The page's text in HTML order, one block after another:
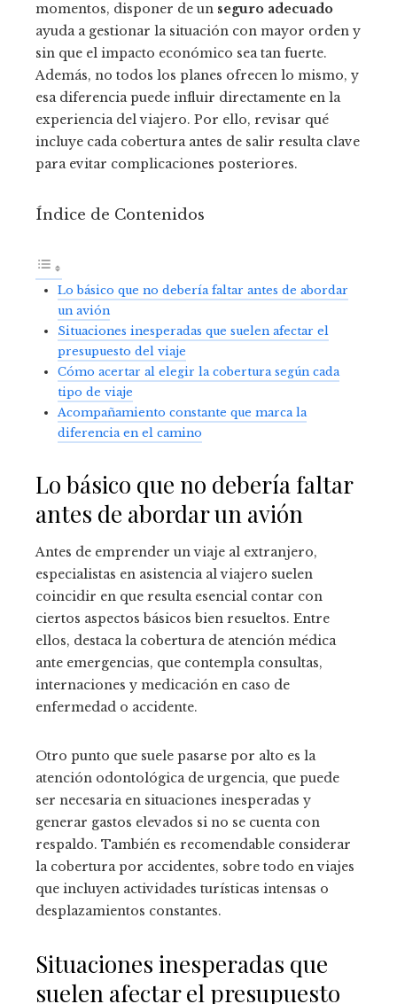
momentos, disponer de un seguro adecuado
ayuda a gestionar la situación con mayor orden y
sin que el impacto económico sea tan fuerte.
Además, no todos los planes ofrecen lo mismo, y
esa diferencia puede influir directamente en la
experiencia del viajero. Por ello, revisar qué
incluye cada cobertura antes de salir resulta clave
para evitar complicaciones posteriores.
Índice de Contenidos
Lo básico que no debería faltar antes de abordar
un avión
Situaciones inesperadas que suelen afectar el
presupuesto del viaje
Cómo acertar al elegir la cobertura según cada
tipo de viaje
Acompañamiento constante que marca la
diferencia en el camino
Lo básico que no debería faltar
antes de abordar un avión
Antes de emprender un viaje al extranjero,
especialistas en asistencia al viajero suelen
coincidir en que resulta esencial contar con
ciertos aspectos básicos bien resueltos. Entre
ellos, destaca la cobertura de atención médica
ante emergencias, que contempla consultas,
internaciones y medicación en caso de
enfermedad o accidente.
Otro punto que suele pasarse por alto es la
atención odontológica de urgencia, que puede
ser necesaria en situaciones inesperadas y
generar gastos elevados si no se cuenta con
respaldo. También es recomendable considerar
la cobertura por accidentes, sobre todo en viajes
que incluyen actividades turísticas intensas o
desplazamientos constantes.
Situaciones inesperadas que
suelen afectar el presupuesto